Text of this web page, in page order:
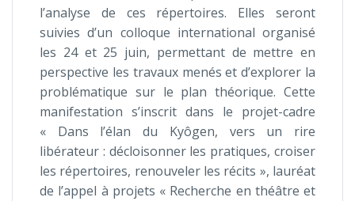
l’analyse de ces répertoires. Elles seront
suivies d’un colloque international organisé
les 24 et 25 juin, permettant de mettre en
perspective les travaux menés et d’explorer la
problématique sur le plan théorique. Cette
manifestation s’inscrit dans le projet-cadre
« Dans l’élan du Kyôgen, vers un rire
libérateur : décloisonner les pratiques, croiser
les répertoires, renouveler les récits », lauréat
de l’appel à projets « Recherche en théâtre et